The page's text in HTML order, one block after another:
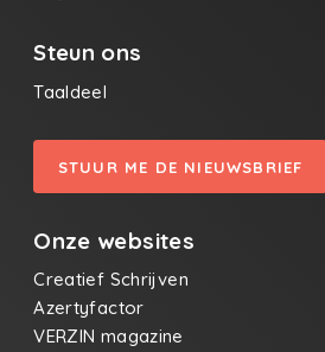
Steun ons
Taaldeel
STUUR ME DE NIEUWSBRIEF
Onze websites
Creatief Schrijven
Azertyfactor
VERZIN magazine